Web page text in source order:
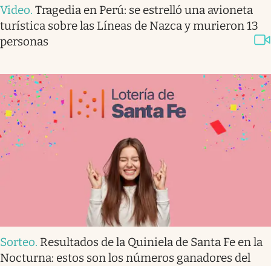
Video. Tragedia en Perú: se estrelló una avioneta
turística sobre las Líneas de Nazca y murieron 13
personas
Sorteo. Resultados de la Quiniela de Santa Fe en la
Nocturna: estos son los números ganadores del